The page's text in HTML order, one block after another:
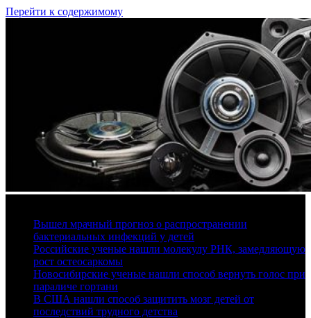
Перейти к содержимому
Вышел мрачный прогноз о распространении
бактериальных инфекций у детей
Российские ученые нашли молекулу РНК, замедляющую
рост остеосаркомы
Новосибирские ученые нашли способ вернуть голос при
параличе гортани
В США нашли способ защитить мозг детей от
последствий трудного детства